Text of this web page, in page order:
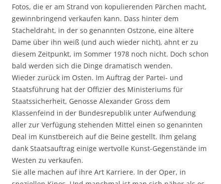
Fotos, die er am Strand von kopulierenden Pärchen macht,
gewinnbringend verkaufen kann. Dass hinter dem
Stacheldraht, in der so genannten Ostzone, eine ältere
Dame über ihn weiß (und auch wieder nicht), ahnt er zu
diesem Zeitpunkt, im Sommer 1978 noch nicht. Doch schon
bald werden sich die Dinge dramatisch wenden.
Wieder zurück im Osten. Im Auftrag der Partei- und
Staatsführung hat der Offizier des Ministeriums für
Staatssicherheit, Genosse Alexander Gross dem
Klassenfeind in der Bundesrepublik unter Aufwendung
aller zur Verfügung stehenden Mittel einen so genannten
Deal im Kunstbereich auf die Beine gestellt. Ihm gelang
dank Staatsauftrag einige wertvolle Kunst-Gegenstände im
Westen zu verkaufen.
Sie alle machen auf ihre Art Karriere. In der Oper, in